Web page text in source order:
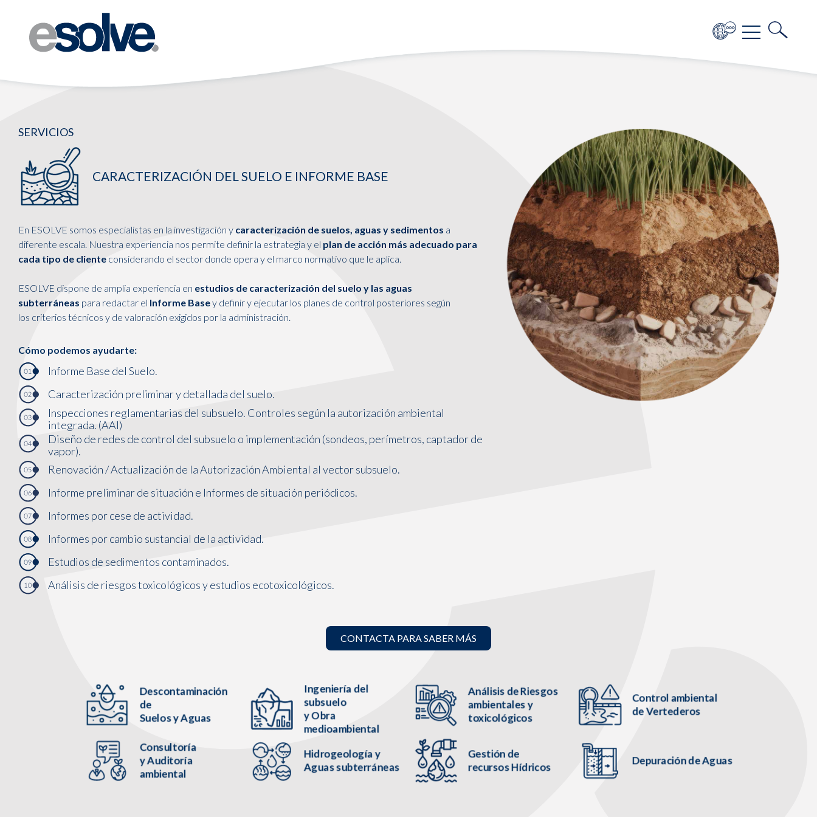
SERVICIOS
CARACTERIZACIÓN DEL SUELO E INFORME BASE
En ESOLVE somos especialistas en la investigación y caracterización de suelos, aguas y sedimentos a
diferente escala. Nuestra experiencia nos permite definir la estrategia y el plan de acción más adecuado para
cada tipo de cliente considerando el sector donde opera y el marco normativo que le aplica.
ESOLVE dispone de amplia experiencia en estudios de caracterización del suelo y las aguas
subterráneas para redactar el Informe Basey definir y ejecutar los planes de control posteriores según
los criterios técnicos y de valoración exigidos por la administración.
Cómo podemos ayudarte:
Informe Base del Suelo.
Caracterización preliminar y detallada del suelo.
Inspecciones reglamentarias del subsuelo. Controles según la autorización ambiental
integrada. (AAI)
Diseño de redes de control del subsuelo o implementación (sondeos, perímetros, captador de
vapor).
Renovación / Actualización de la Autorización Ambiental al vector subsuelo.
Informe preliminar de situación e Informes de situación periódicos.
Informes por cese de actividad.
Informes por cambio sustancial de la actividad.
Estudios de sedimentos contaminados.
Análisis de riesgos toxicológicos y estudios ecotoxicológicos.
CONTACTA PARA SABER MÁS
Descontaminación
de
Suelos y Aguas
Ingeniería del
subsuelo
y Obra
medioambiental
Análisis de Riesgos
ambientales y
toxicológicos
Control ambiental
de Vertederos
Consultoría
y Auditoría
ambiental
Hidrogeología y
Aguas subterráneas
Gestión de
recursos Hídricos
Depuración de Aguas